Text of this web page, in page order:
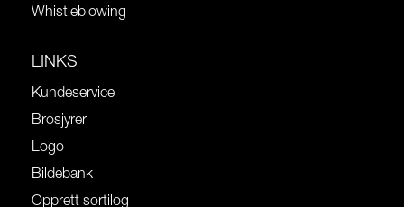
Whistleblowing
LINKS
Kundeservice
Brosjyrer
Logo
Bildebank
Opprett sortilog